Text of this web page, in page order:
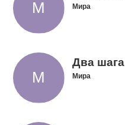
Мира
Два шага
Мира